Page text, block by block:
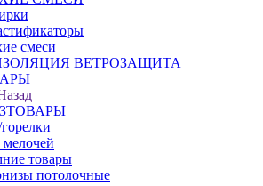
смеси
ВЕТРОЗАЩИТА
мелочей
товары
потолочные